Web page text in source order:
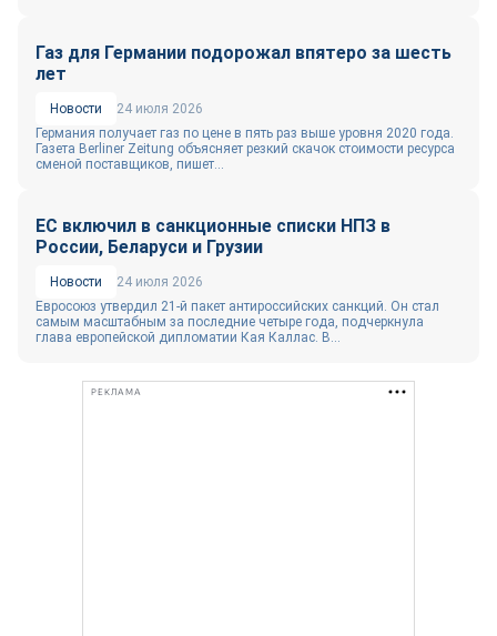
Газ для Германии подорожал впятеро за шесть
лет
Новости
24 июля 2026
Германия получает газ по цене в пять раз выше уровня 2020 года.
Газета Berliner Zeitung объясняет резкий скачок стоимости ресурса
сменой поставщиков, пишет...
ЕС включил в санкционные списки НПЗ в
России, Беларуси и Грузии
Новости
24 июля 2026
Евросоюз утвердил 21-й пакет антироссийских санкций. Он стал
самым масштабным за последние четыре года, подчеркнула
глава европейской дипломатии Кая Каллас. В...
РЕКЛАМА